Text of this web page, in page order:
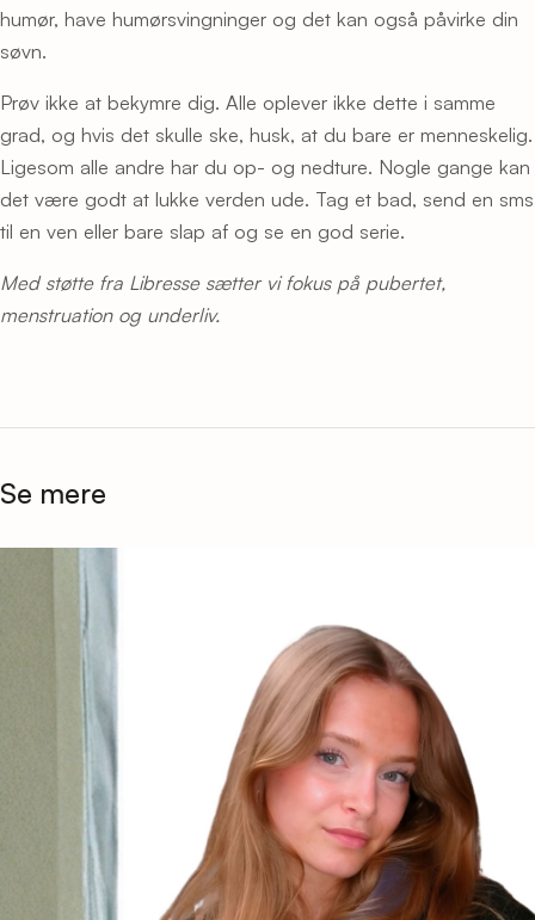
humør, have humørsvingninger og det kan også påvirke din
søvn.
Prøv ikke at bekymre dig. Alle oplever ikke dette i samme
grad, og hvis det skulle ske, husk, at du bare er menneskelig.
Ligesom alle andre har du op- og nedture. Nogle gange kan
det være godt at lukke verden ude. Tag et bad, send en sms
til en ven eller bare slap af og se en god serie.
Med støtte fra Libresse sætter vi fokus på pubertet,
menstruation og underliv.
Se mere